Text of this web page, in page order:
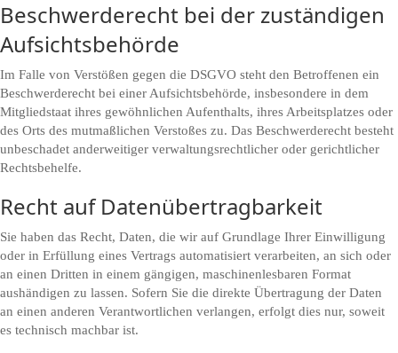
Beschwerde­recht bei der zuständigen
Aufsichts­behörde
Im Falle von Verstößen gegen die DSGVO steht den Betroffenen ein
Beschwerderecht bei einer Aufsichtsbehörde, insbesondere in dem
Mitgliedstaat ihres gewöhnlichen Aufenthalts, ihres Arbeitsplatzes oder
des Orts des mutmaßlichen Verstoßes zu. Das Beschwerderecht besteht
unbeschadet anderweitiger verwaltungsrechtlicher oder gerichtlicher
Rechtsbehelfe.
Recht auf Daten­übertrag­barkeit
Sie haben das Recht, Daten, die wir auf Grundlage Ihrer Einwilligung
oder in Erfüllung eines Vertrags automatisiert verarbeiten, an sich oder
an einen Dritten in einem gängigen, maschinenlesbaren Format
aushändigen zu lassen. Sofern Sie die direkte Übertragung der Daten
an einen anderen Verantwortlichen verlangen, erfolgt dies nur, soweit
es technisch machbar ist.